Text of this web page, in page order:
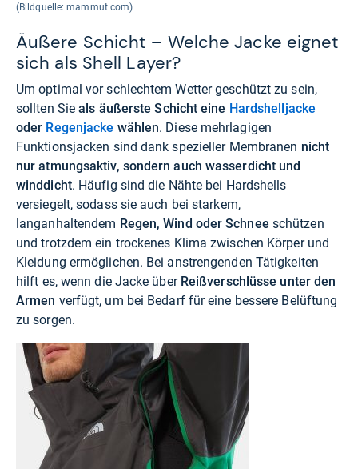
(Bildquelle: mammut.com)
Äußere Schicht – Welche Jacke eignet
sich als Shell Layer?
Um optimal vor schlechtem Wetter geschützt zu sein,
sollten Sieals äußerste Schicht eine Hardshelljacke
oder Regenjacke wählen. Diese mehrlagigen
Funktionsjacken sind dank spezieller Membranen nicht
nur atmungsaktiv, sondern auch wasserdicht und
winddicht. Häufig sind die Nähte bei Hardshells
versiegelt, sodass sie auch bei starkem,
langanhaltendem Regen, Wind oder Schnee schützen
und trotzdem ein trockenes Klima zwischen Körper und
Kleidung ermöglichen. Bei anstrengenden Tätigkeiten
hilft es, wenn die Jacke über Reißverschlüsse unter den
Armen verfügt, um bei Bedarf für eine bessere Belüftung
zu sorgen.